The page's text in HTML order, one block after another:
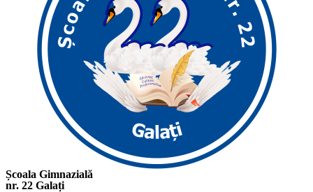
Școala Gimnazială
nr. 22 Galați